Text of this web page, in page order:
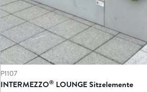
P1107
INTERMEZZO® LOUNGE Sitzelemente